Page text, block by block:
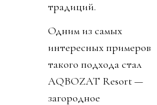
традиций.
Одним из самых
интересных примеров
такого подхода стал
AQBOZAT Resort —
загородное